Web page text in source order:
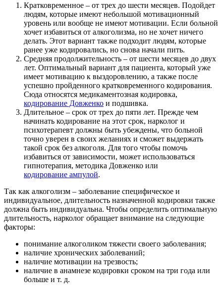
Кратковременное – от трех до шести месяцев. Подойдет
людям, которые имеют небольшой мотивационный
уровень или вообще не имеют мотивации. Если больной
хочет избавиться от алкоголизма, но не хочет ничего
делать. Этот вариант также подходит людям, которые
ранее уже кодировались, но снова начали пить.
Средняя продолжительность – от шести месяцев до двух
лет. Оптимальный вариант для пациента, который уже
имеет мотивацию к выздоровлению, а также после
успешно пройденного кратковременного кодирования.
Сюда относятся медикаментозная кодировка,
кодирование Довженко и подшивка.
Длительное – срок от трех до пяти лет. Прежде чем
начинать кодирование на этот срок, нарколог и
психотерапевт должны быть убеждены, что больной
точно уверен в своих желаниях и сможет выдержать
такой срок без алкоголя. Для того чтобы помочь
избавиться от зависимости, может использоваться
гипнотерапия, методика Довженко или
кодирование ампулой.
Так как алкоголизм – заболевание специфическое и
индивидуальное, длительность назначенной кодировки также
должна быть индивидуальна. Чтобы определить оптимальную
длительность, нарколог обращает внимание на следующие
факторы:
понимание алкоголиком тяжести своего заболевания;
наличие хронических заболеваний;
наличие мотивации на трезвость;
наличие в анамнезе кодировки сроком на три года или
больше и т. д.